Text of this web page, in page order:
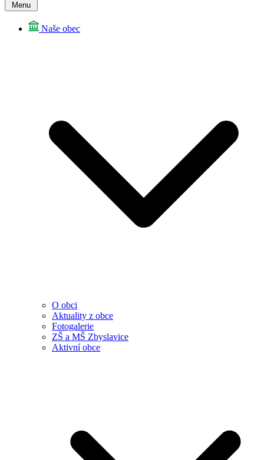
Menu
Naše obec
O obci
Aktuality z obce
Fotogalerie
ZŠ a MŠ Zbyslavice
Aktivní obce